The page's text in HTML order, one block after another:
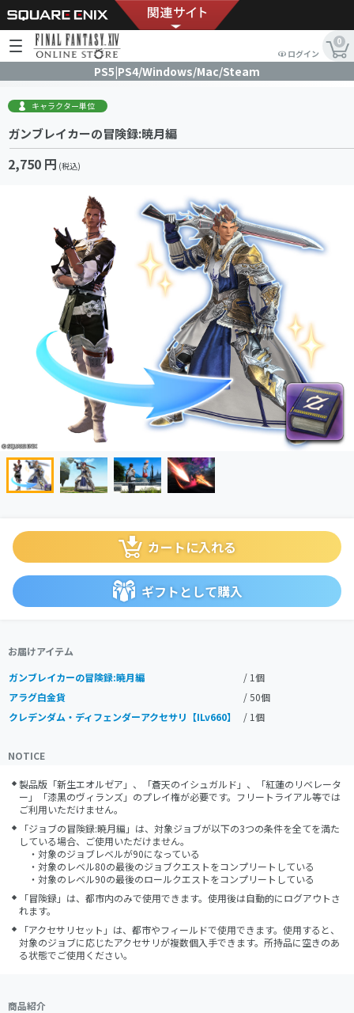
ログイン
0
PS5|PS4/Windows/Mac/Steam
キャラクター単位
ガンブレイカーの冒険録:暁月編
2,750 円 (税込)
カートに入れる
ギフトとして購入
お届けアイテム
ガンブレイカーの冒険録:暁月編
/ 1個
アラグ白金貨
/ 50個
クレデンダム・ディフェンダーアクセサリ【ILv660】
/ 1個
NOTICE
製品版「新生エオルゼア」、「蒼天のイシュガルド」、「紅蓮のリベレータ
ー」「漆黒のヴィランズ」のプレイ権が必要です。フリートライアル等では
ご利用いただけません。
「ジョブの冒険録:暁月編」は、対象ジョブが以下の3つの条件を全てを満た
している場合、ご使用いただけません。
・対象のジョブレベルが90になっている
・対象のレベル80の最後のジョブクエストをコンプリートしている
・対象のレベル90の最後のロールクエストをコンプリートしている
「冒険録」は、都市内のみで使用できます。使用後は自動的にログアウトさ
れます。
「アクセサリセット」は、都市やフィールドで使用できます。使用すると、
対象のジョブに応じたアクセサリが複数個入手できます。所持品に空きのあ
る状態でご使用ください。
商品紹介